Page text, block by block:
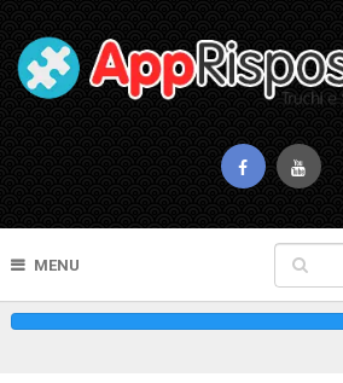
MENU